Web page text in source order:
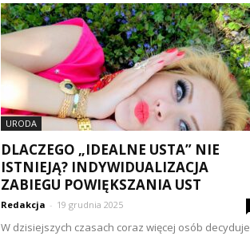
URODA
DLACZEGO „IDEALNE USTA” NIE
ISTNIEJĄ? INDYWIDUALIZACJA
ZABIEGU POWIĘKSZANIA UST
Redakcja - 19 grudnia 2025
W dzisiejszych czasach coraz więcej osób decyduje